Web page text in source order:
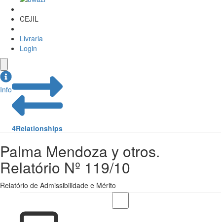
CEJIL
Livraria
Login
Info
4Relationships
Palma Mendoza y otros.
Relatório Nº 119/10
Relatório de Admissibilidade e Mérito